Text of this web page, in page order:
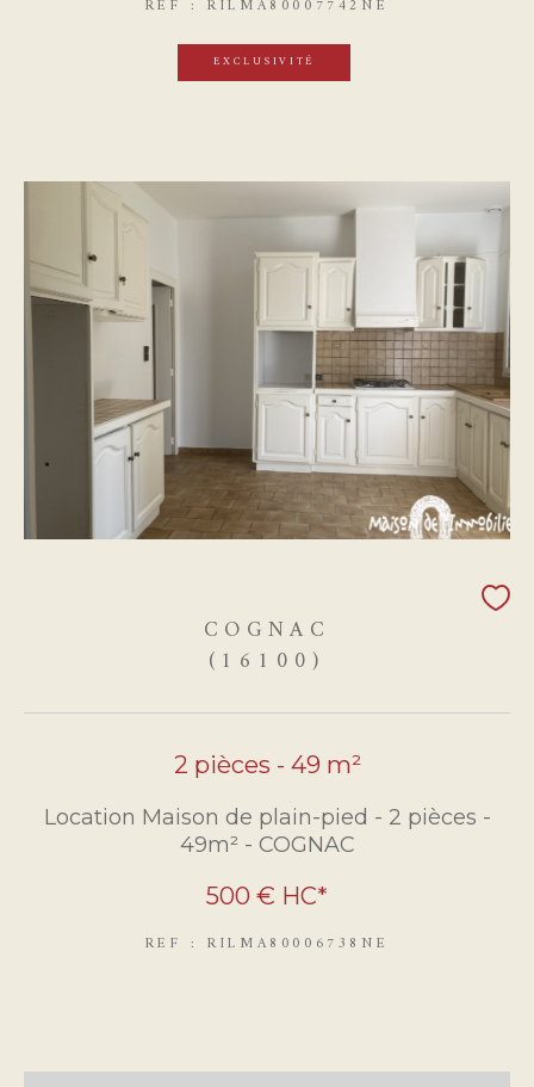
REF : RILMA80007742NE
EXCLUSIVITÉ
COGNAC
(16100)
2 pièces - 49 m²
Location Maison de plain-pied - 2 pièces -
49m² - COGNAC
500 € HC*
REF : RILMA80006738NE